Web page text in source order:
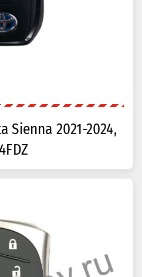
Sienna 2021-2024,